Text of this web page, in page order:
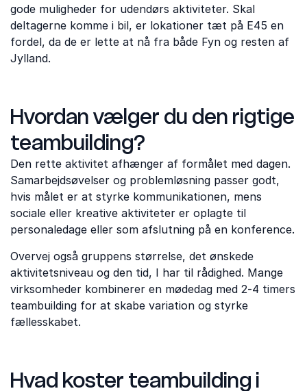
gode muligheder for udendørs aktiviteter. Skal
deltagerne komme i bil, er lokationer tæt på E45 en
fordel, da de er lette at nå fra både Fyn og resten af
Jylland.
Hvordan vælger du den rigtige
teambuilding?
Den rette aktivitet afhænger af formålet med dagen.
Samarbejdsøvelser og problemløsning passer godt,
hvis målet er at styrke kommunikationen, mens
sociale eller kreative aktiviteter er oplagte til
personaledage eller som afslutning på en konference.
Overvej også gruppens størrelse, det ønskede
aktivitetsniveau og den tid, I har til rådighed. Mange
virksomheder kombinerer en mødedag med 2-4 timers
teambuilding for at skabe variation og styrke
fællesskabet.
Hvad koster teambuilding i